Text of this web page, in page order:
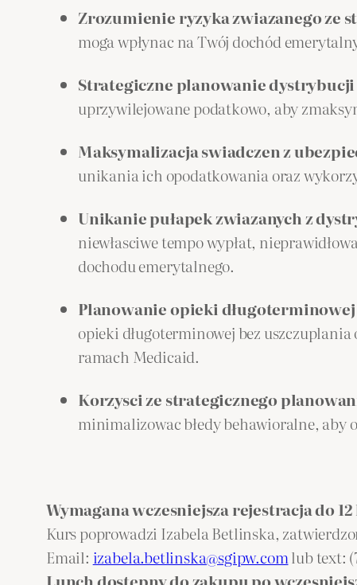
Zrozumienie ryzyka zwiazanego ze
moga wpłynac na Twój dochód
Strategiczne planowanie
uprzywilejowane podatkowo, aby
Maksymalizacja swiadczen z
unikania ich opodatkowania oraz
Unikanie pułapek zwiazanych z
niewłasciwe tempo wypłat,
dochodu emerytalnego.
Planowanie opieki
opieki długoterminowej bez
ramach Medicaid.
Korzysci ze strategicznego
minimalizowac błedy behawioralne, aby
Wymagana wczesniejsza rejestracja do
Kurs poprowadzi Izabela Betlinska,
Email: izabela.betlinska@sgipw.comlub text:
Lunch dostepny do zakupu po